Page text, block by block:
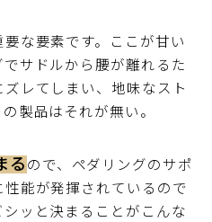
な要素です。ここが甘い
サドルから腰が離れるた
レてしまい、地味なスト
製品はそれが無い。
るので、ペダリングのサポ
能が発揮されているので
ッと決まることがこんな